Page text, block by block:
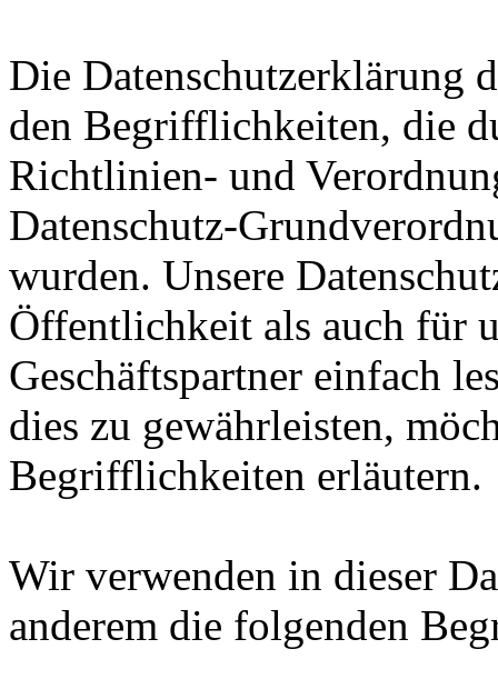
Die Datenschutzerklärung
den Begrifflichkeiten, die
Richtlinien- und
Datenschutz-
wurden. Unsere
Öffentlichkeit als auch für
Geschäftspartner einfach
dies zu gewährleisten,
Begrifflichkeiten erläutern.
Wir verwenden in dieser
anderem die folgenden